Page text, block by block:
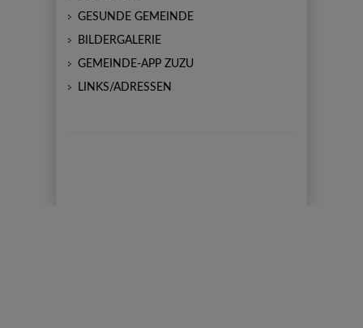
GESUNDE GEMEINDE
BILDERGALERIE
GEMEINDE-APP ZUZU
LINKS/ADRESSEN